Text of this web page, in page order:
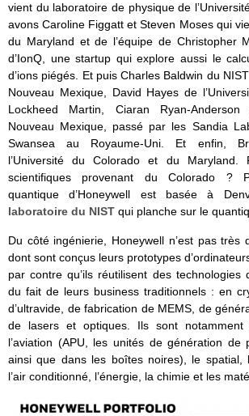
vient du laboratoire de physique de
avons Caroline Figgatt et Steven Moses qui
du Maryland et de l’équipe de Christopher
d’IonQ, une startup qui explore aussi le
d’ions piégés. Et puis Charles Baldwin du
Nouveau Mexique, David Hayes de
Lockheed Martin, Ciaran Ryan-
Nouveau Mexique, passé par les Sandia
Swansea au Royaume-Uni. Et enfin,
l’Université du Colorado et du Maryland.
scientifiques provenant du Colorado ?
quantique d’Honeywell est basée à
laboratoire du NIST qui planche sur le
Du côté ingénierie, Honeywell n’est pas très
dont sont conçus leurs prototypes
par contre qu’ils réutilisent des technologies
du fait de leurs business traditionnels : en
d’ultravide, de fabrication de MEMS, de
de lasers et optiques. Ils sont notamment
l’aviation (APU, les unités de génération de
ainsi que dans les boîtes noires), le spatial,
l’air conditionné, l’énergie, la chimie et les